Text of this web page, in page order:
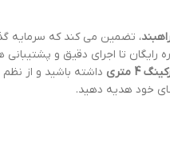
، تضمین می کند که سرمایه
رایگان تا اجرای دقیق و
4 متری
داشته باشید و از
خود هدیه دهید.